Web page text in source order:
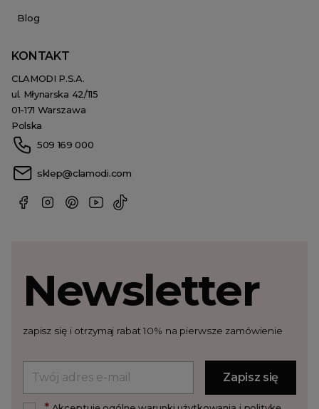
Blog
KONTAKT
CLAMODI P.S.A.
ul. Młynarska 42/115
01-171 Warszawa
Polska
509 169 000
sklep@clamodi.com
Newsletter
zapisz się i otrzymaj rabat 10% na pierwsze zamówienie